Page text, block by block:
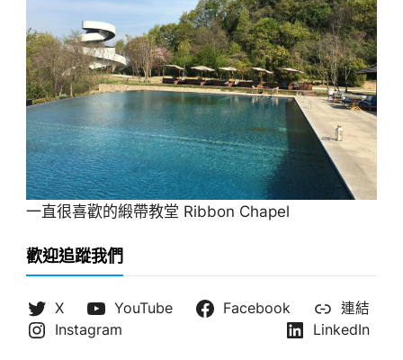
一直很喜歡的緞帶教堂 Ribbon Chapel
歡迎追蹤我們
X YouTube Facebook
連結
Instagram
LinkedIn